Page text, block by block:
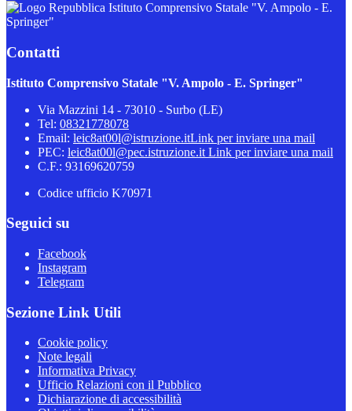
Istituto Comprensivo Statale "V. Ampolo - E.
Springer"
Contatti
Istituto Comprensivo Statale "V. Ampolo - E. Springer"
Via Mazzini 14 - 73010 - Surbo (LE)
Tel: 08321778078
Email: leic8at00l@istruzione.itLink per inviare una mail
PEC: leic8at00l@pec.istruzione.it Link per inviare una mail
C.F.: 93169620759
Codice ufficio K70971
Seguici su
Facebook
Instagram
Telegram
Sezione Link Utili
Cookie policy
Note legali
Informativa Privacy
Ufficio Relazioni con il Pubblico
Dichiarazione di accessibilità